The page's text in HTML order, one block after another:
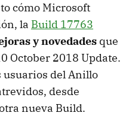
cómo Microsoft
la Build 17763
y novedades que
October 2018 Update.
usuarios del Anillo
desde
nueva Build.